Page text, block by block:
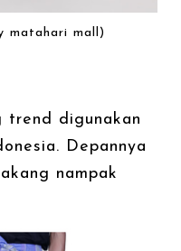
matahari mall)
trend digunakan
Depannya
nampak